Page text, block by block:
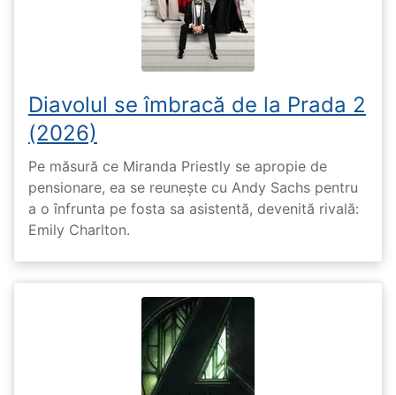
Diavolul se îmbracă de la Prada 2
(2026)
Pe măsură ce Miranda Priestly se apropie de
pensionare, ea se reunește cu Andy Sachs pentru
a o înfrunta pe fosta sa asistentă, devenită rivală:
Emily Charlton.